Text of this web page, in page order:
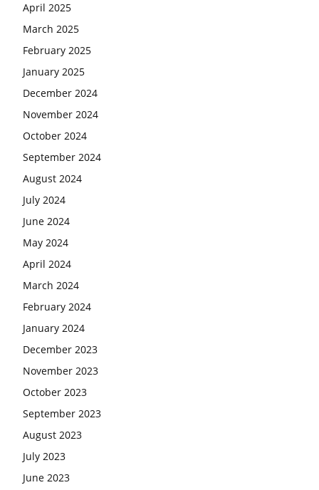
April 2025
March 2025
February 2025
January 2025
December 2024
November 2024
October 2024
September 2024
August 2024
July 2024
June 2024
May 2024
April 2024
March 2024
February 2024
January 2024
December 2023
November 2023
October 2023
September 2023
August 2023
July 2023
June 2023